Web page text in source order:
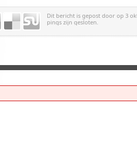
Dit bericht is gepost door op 3
pings zijn gesloten.